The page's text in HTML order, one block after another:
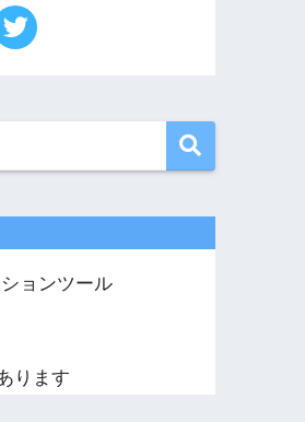
ョンツール
ります